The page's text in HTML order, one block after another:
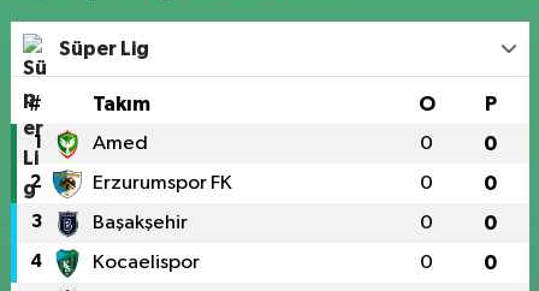
Süper Lig
# Takım O P
1 Amed 0 0
2 Erzurumspor FK 0 0
3 Başakşehir 0 0
4 Kocaelispor 0 0